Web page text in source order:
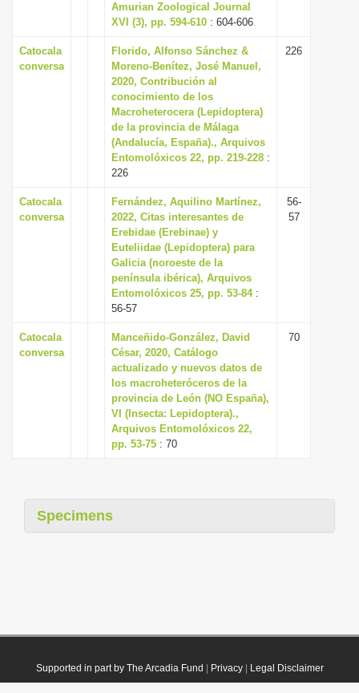
o
Amurian Zoological Journal
XVI (3), pp. 594-610 : 604-606
Catocala
conversa
Florido, Alfonso Sánchez &
Moreno-Benítez, José Manuel,
2020, Contribución al
conocimiento de los
Macroheterocera (Lepidoptera)
de la provincia de Málaga
(Andalucía, España)., Arquivos
Entomolóxicos 22, pp. 219-228 :
226
226
Catocala
conversa
Fernández, Aquilino Martínez,
2022, Citas interesantes de
Erebidae (Erebinae) y
Euteliidae (Lepidoptera) para
Galicia (noroeste de la
península ibérica), Arquivos
Entomolóxicos 25, pp. 53-84:
56-57
56-
57
Catocala
conversa
Manceñido-González, David
César, 2020, Catálogo
actualizado y nuevos datos de
los macroheteróceros de la
provincia de León (NO España),
VI (Insecta: Lepidoptera).,
Arquivos Entomolóxicos 22,
pp. 53-75 : 70
70
Specimens
Supported in part by The Arcadia Fund Privacy| Legal Disclaimer